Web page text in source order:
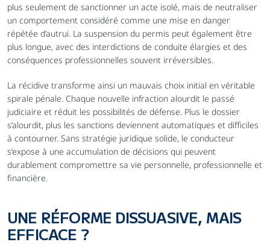
plus seulement de sanctionner un acte isolé, mais de neutraliser
un comportement considéré comme une mise en danger
répétée d’autrui. La suspension du permis peut également être
plus longue, avec des interdictions de conduite élargies et des
conséquences professionnelles souvent irréversibles.
La récidive transforme ainsi un mauvais choix initial en véritable
spirale pénale. Chaque nouvelle infraction alourdit le passé
judiciaire et réduit les possibilités de défense. Plus le dossier
s’alourdit, plus les sanctions deviennent automatiques et difficiles
à contourner. Sans stratégie juridique solide, le conducteur
s’expose à une accumulation de décisions qui peuvent
durablement compromettre sa vie personnelle, professionnelle et
financière.
UNE RÉFORME DISSUASIVE, MAIS
EFFICACE ?